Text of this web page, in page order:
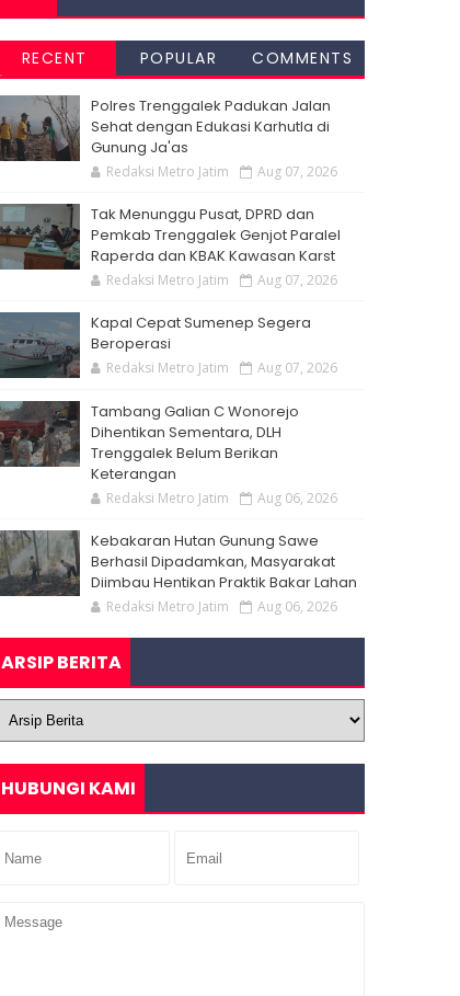
RECENT POPULAR COMMENTS
Polres Trenggalek Padukan Jalan
Sehat dengan Edukasi Karhutla di
Gunung Ja'as
Redaksi Metro Jatim Aug 07, 2026
Tak Menunggu Pusat, DPRD dan
Pemkab Trenggalek Genjot Paralel
Raperda dan KBAK Kawasan Karst
Redaksi Metro Jatim Aug 07, 2026
Kapal Cepat Sumenep Segera
Beroperasi
Redaksi Metro Jatim Aug 07, 2026
Tambang Galian C Wonorejo
Dihentikan Sementara, DLH
Trenggalek Belum Berikan
Keterangan
Redaksi Metro Jatim Aug 06, 2026
Kebakaran Hutan Gunung Sawe
Berhasil Dipadamkan, Masyarakat
Diimbau Hentikan Praktik Bakar Lahan
Redaksi Metro Jatim Aug 06, 2026
ARSIP BERITA
HUBUNGI KAMI